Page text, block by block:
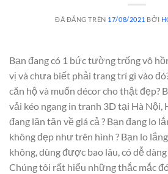
ĐÃ ĐĂNG TRÊN 17/08/2021 BỞI
Bạn đang có 1 bức tường trống vô
vị và chưa biết phải trang trí gì vào
căn hộ và muốn décor cho thật đẹp?
vải kéo ngang in tranh 3D tại Hà Nội,
đang lăn tăn về giá cả ? Bạn đang lo
không đẹp như trên hình ? Bạn lo
không, dùng được bao lâu, có dễ dàng
Chúng tôi rất hiểu những thắc mắc